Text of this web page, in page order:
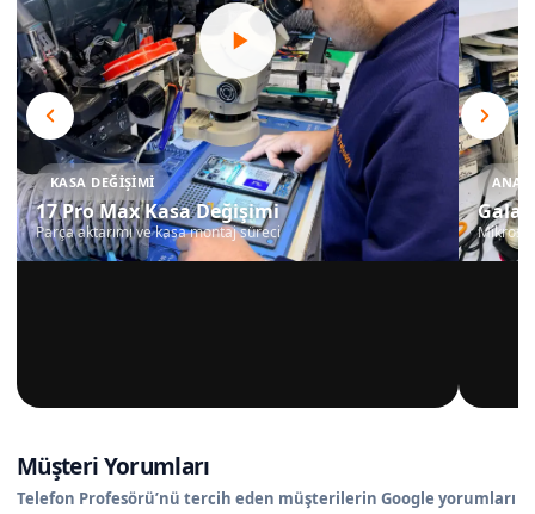
KASA DEĞIŞIMI
17 Pro Max Kasa Değişimi
Parça aktarımı ve kasa montaj süreci
Müşteri Yorumları
Telefon Profesörü’nü tercih eden müşterilerin Google yorumları